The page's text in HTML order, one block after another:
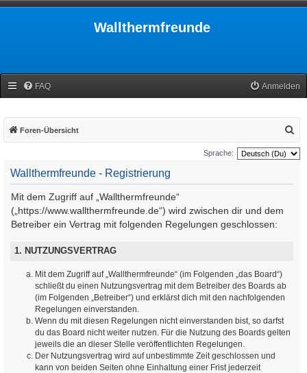
Wallthermfreunde
FAQ Anmelden
Foren-Übersicht
u
c
Sprache:
Wallthermfreunde - Registrierung
Mit dem Zugriff auf „Wallthermfreunde“
(„https://www.wallthermfreunde.de“) wird zwischen dir und dem
Betreiber ein Vertrag mit folgenden Regelungen geschlossen:
1. NUTZUNGSVERTRAG
Mit dem Zugriff auf „Wallthermfreunde“ (im Folgenden „das Board“)
schließt du einen Nutzungsvertrag mit dem Betreiber des Boards ab
(im Folgenden „Betreiber“) und erklärst dich mit den nachfolgenden
Regelungen einverstanden.
Wenn du mit diesen Regelungen nicht einverstanden bist, so darfst
du das Board nicht weiter nutzen. Für die Nutzung des Boards gelten
jeweils die an dieser Stelle veröffentlichten Regelungen.
Der Nutzungsvertrag wird auf unbestimmte Zeit geschlossen und
kann von beiden Seiten ohne Einhaltung einer Frist jederzeit